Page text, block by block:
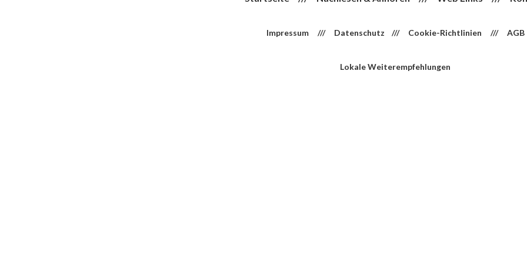
Impressum/// Datenschutz /// Cookie-Richtlinien /// AGB
Lokale Weiterempfehlungen